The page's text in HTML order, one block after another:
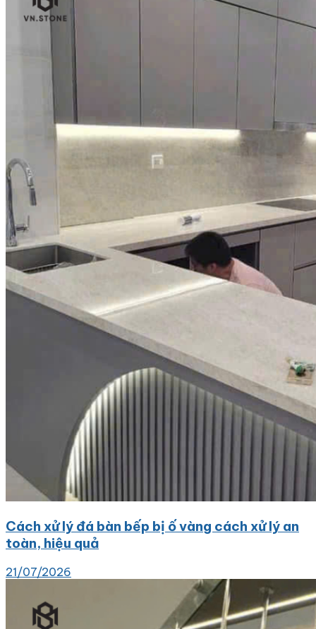
Cách xử lý đá bàn bếp bị ố vàng cách xử lý an
toàn, hiệu quả
21/07/2026